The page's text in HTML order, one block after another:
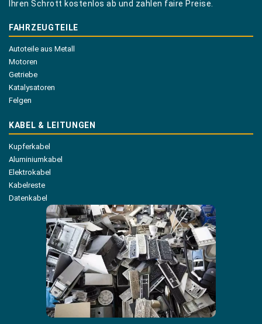
Ihren Schrott kostenlos ab und zahlen faire Preise.
FAHRZEUGTEILE
Autoteile aus Metall
Motoren
Getriebe
Katalysatoren
Felgen
KABEL & LEITUNGEN
Kupferkabel
Aluminiumkabel
Elektrokabel
Kabelreste
Datenkabel